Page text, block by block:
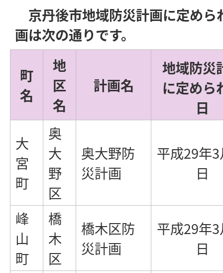
京丹後市地域防災計画に定めら
画は次の通りです。
町
名
地
区
名
計画名
地域防災
に定めら
日
大
宮
町
奥
大
野
区
奥大野防
災計画
平成29年
日
峰
山
町
橋
木
区
橋木区防
災計画
平成29年
日